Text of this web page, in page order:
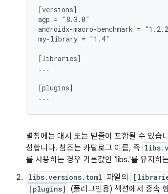
[versions]
agp = "8.3.0"
androidx-macro-benchmark =
my-library = "1.4"
[libraries]
...
[plugins]
별칭에는 대시 또는 밑줄이 포함될 수 있습
성합니다. 참조는 카탈로그 이름, 즉
를 사용하는 경우 기본값인 'libs.'를 유지하
libs.versions.toml 파일의
[plugins] (플러그인용) 섹션에서 종속